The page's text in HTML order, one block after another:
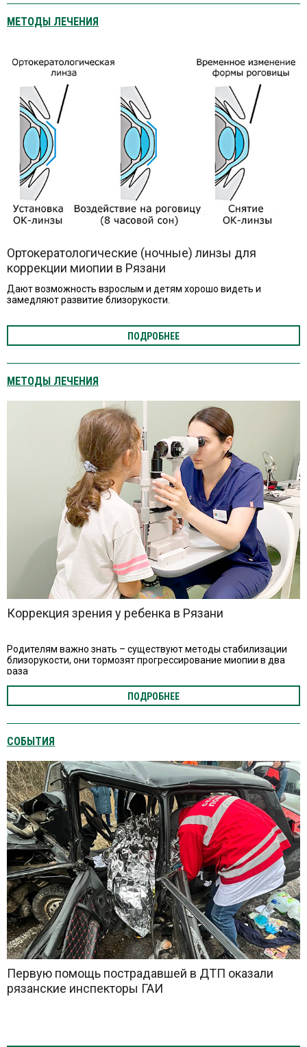
МЕТОДЫ ЛЕЧЕНИЯ
Ортокератологические (ночные) линзы для
коррекции миопии в Рязани
Дают возможность взрослым и детям хорошо видеть и
замедляют развитие близорукости.
ПОДРОБНЕЕ
МЕТОДЫ ЛЕЧЕНИЯ
Коррекция зрения у ребенка в Рязани
Родителям важно знать – существуют методы стабилизации
близорукости, они тормозят прогрессирование миопии в два
раза
ПОДРОБНЕЕ
СОБЫТИЯ
Первую помощь пострадавшей в ДТП оказали
рязанские инспекторы ГАИ